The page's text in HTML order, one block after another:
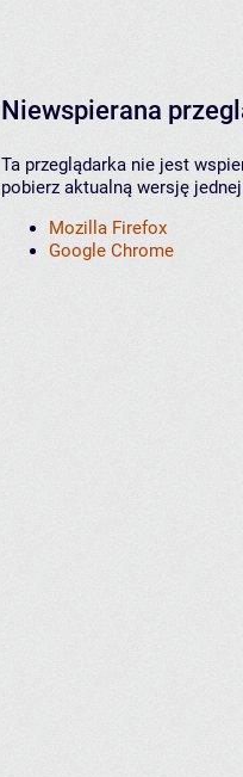
Niewspierana
Ta przeglądarka nie jest
pobierz aktualną wersję
Mozilla Firefox
Google Chrome